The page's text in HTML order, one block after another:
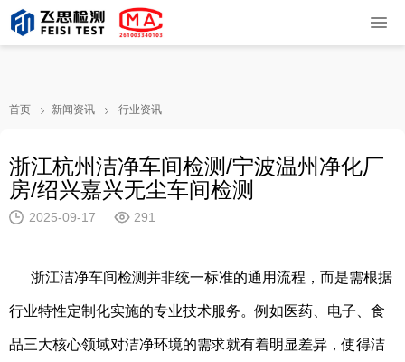
首页 新闻资讯 行业资讯
浙江杭州洁净车间检测/宁波温州净化厂
房/绍兴嘉兴无尘车间检测
2025-09-17 291
浙江洁净车间检测并非统一标准的通用流程，而是需根据
行业特性定制化实施的专业技术服务。例如医药、电子、食
品三大核心领域对洁净环境的需求就有着明显差异，使得洁